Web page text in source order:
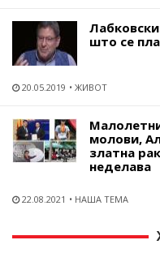
што се
20.05.2019 ЖИВОТ
молови,
златна
неделава
22.08.2021 НАША ТЕМА